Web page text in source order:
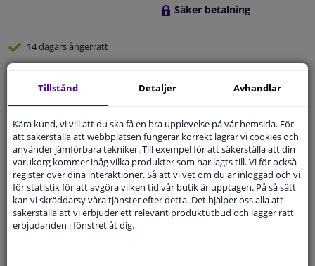
Säker betalning
14 dagarsångerrätt
Beställsmidigt och betala tryggt
Leverans inom 3 dagar
ExpertKundservice
Kundservice:Inte Tillgänglig Via Telefon
Ställ din fråga hos våra produktspecialister.
Frågor Och Svar
Tillstånd Detaljer Avhandlar
Kära kund, vi vill att du ska få en bra upplevelse på vår hemsida. För
att säkerställa att webbplatsen fungerar korrekt lagrar vi cookies och
använder jämförbara tekniker. Till exempel för att säkerställa att din
varukorg kommer ihåg vilka produkter som har lagts till. Vi för också
register över dina interaktioner. Så att vi vet om du är inloggad och vi
för statistik för att avgöra vilken tid vår butik är upptagen. På så sätt
kan vi skräddarsy våra tjänster efter detta. Det hjälper oss alla att
säkerställa att vi erbjuder ett relevant produktutbud och lägger rätt
erbjudanden i fönstret åt dig.